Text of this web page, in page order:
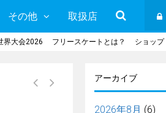
その他 取扱店
界大会2026 フリースケートとは？ ショップ
アーカイブ
2026年8月 (6)